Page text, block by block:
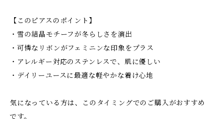
【このピアスのポイント】
・雪の結晶モチーフが冬らしさを演出
・可憐なリボンがフェミニンな印象をプラス
・アレルギー対応のステンレスで、肌に優しい
・デイリーユースに最適な軽やかな着け心地
気になっている方は、このタイミングでのご購入がおすすめ
です。